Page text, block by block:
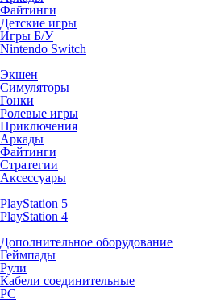
Файтинги
Детские игры
Игры Б/У
Nintendo Switch
Экшен
Симуляторы
Гонки
Ролевые игры
Приключения
Аркады
Файтинги
Стратегии
Аксессуары
PlayStation 5
PlayStation 4
Дополнительное оборудование
Геймпады
Рули
Кабели соединительные
PC